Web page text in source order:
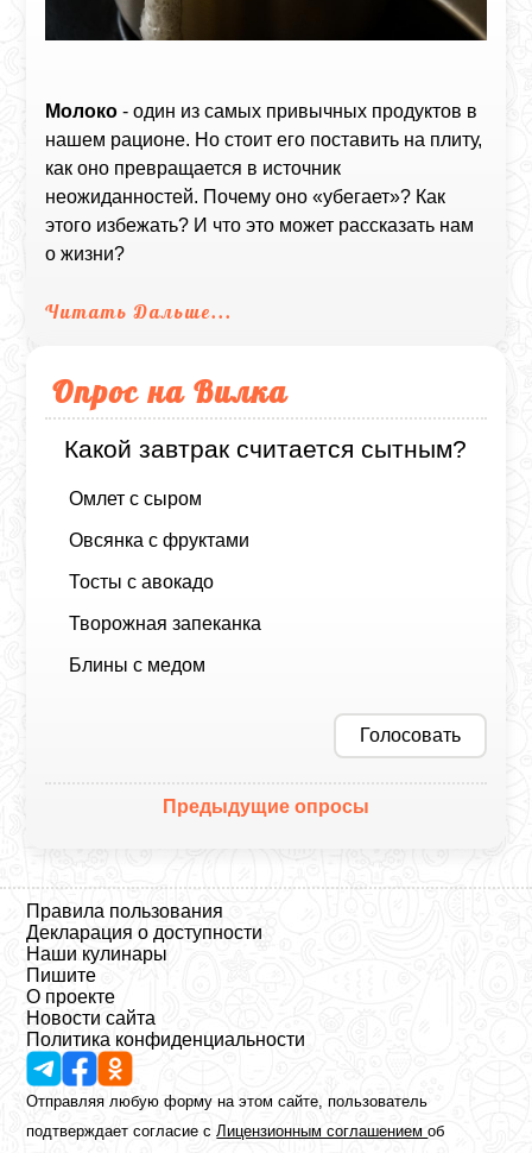
Молоко - один из самых привычных продуктов в
нашем рационе. Но стоит его поставить на плиту,
как оно превращается в источник
неожиданностей. Почему оно «убегает»? Как
этого избежать? И что это может рассказать нам
о жизни?
Читать Дальше...
Опрос на Вилка
Какой завтрак считается сытным?
Омлет с сыром
Овсянка с фруктами
Тосты с авокадо
Творожная запеканка
Блины с медом
Голосовать
Предыдущие опросы
Правила пользования
Декларация о доступности
Наши кулинары
Пишите
О проекте
Новости сайта
Политика конфиденциальности
Отправляя любую форму на этом сайте, пользователь
подтверждает согласие сЛицензионным соглашениемоб